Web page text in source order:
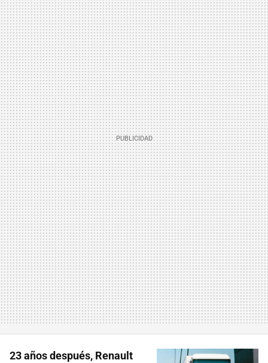
23 años después, Renault